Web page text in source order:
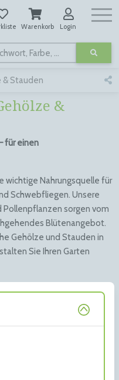
Warenkorb Login
Suchen nach Kategorie, Name, Stichwort, Farbe, usw.
& Stauden
&
für einen
wichtige Nahrungsquelle für
Schwebfliegen. Unsere
sorgen vom
Blütenangebot.
Gehölze und Stauden in
Sie Ihren Garten